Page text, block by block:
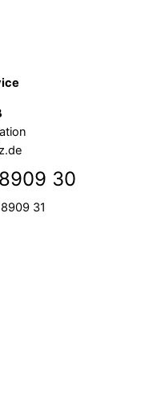
30
31